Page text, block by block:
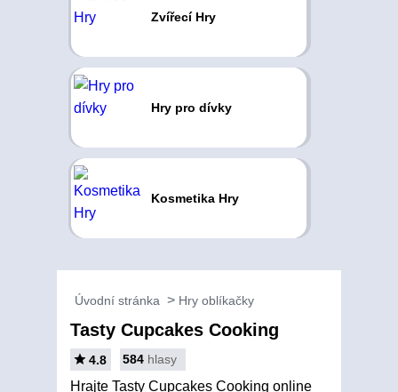
Zvířecí Hry
Hry pro dívky
Kosmetika Hry
Úvodní stránka Hry oblíkačky
Tasty Cupcakes Cooking
4.8 584 hlasy
Hrajte Tasty Cupcakes Cooking online